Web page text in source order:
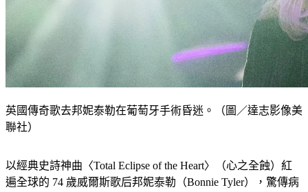
英國傳奇歌去邦妮泰勒在葡萄牙手術昏迷。（圖／達志影像美
以經典史詩神曲〈Total Eclipse of the Heart〉（心之全蝕）紅